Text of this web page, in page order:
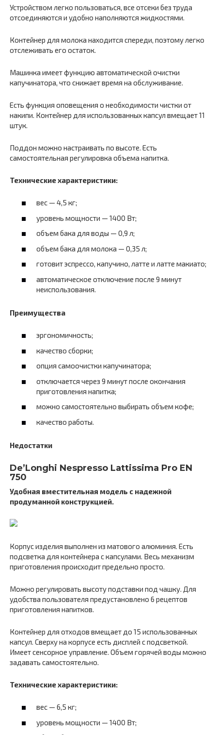
Устройством легко пользоваться, все отсеки без труда
отсоединяются и удобно наполняются жидкостями.
Контейнер для молока находится спереди, поэтому легко
отслеживать его остаток.
Машинка имеет функцию автоматической очистки
капучинатора, что снижает время на обслуживание.
Есть функция оповещения о необходимости чистки от
накипи. Контейнер для использованных капсул вмещает 11
штук.
Поддон можно настраивать по высоте. Есть
самостоятельная регулировка объема напитка.
Технические характеристики:
вес — 4,5 кг;
уровень мощности — 1400 Вт;
объем бака для воды — 0,9 л;
объем бака для молока — 0,35 л;
готовит эспрессо, капучино, латте и латте макиато;
автоматическое отключение после 9 минут
неиспользования.
Преимущества
эргономичность;
качество сборки;
опция самоочистки капучинатора;
отключается через 9 минут после окончания
приготовления напитка;
можно самостоятельно выбирать объем кофе;
качество работы.
Недостатки
De’Longhi Nespresso Lattissima Pro EN
750
Удобная вместительная модель с надежной
продуманной конструкцией.
Корпус изделия выполнен из матового алюминия. Есть
подсветка для контейнера с капсулами. Весь механизм
приготовления происходит предельно просто.
Можно регулировать высоту подставки под чашку. Для
удобства пользователя предустановлено 6 рецептов
приготовления напитков.
Контейнер для отходов вмещает до 15 использованных
капсул. Сверху на корпусе есть дисплей с подсветкой.
Имеет сенсорное управление. Объем горячей воды можно
задавать самостоятельно.
Технические характеристики:
вес — 6,5 кг;
уровень мощности — 1400 Вт;